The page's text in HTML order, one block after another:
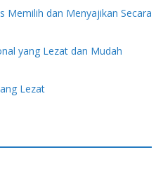
Memilih dan Menyajikan Secara
yang Lezat dan Mudah
Lezat